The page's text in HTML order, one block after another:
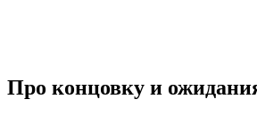
Про концовку и